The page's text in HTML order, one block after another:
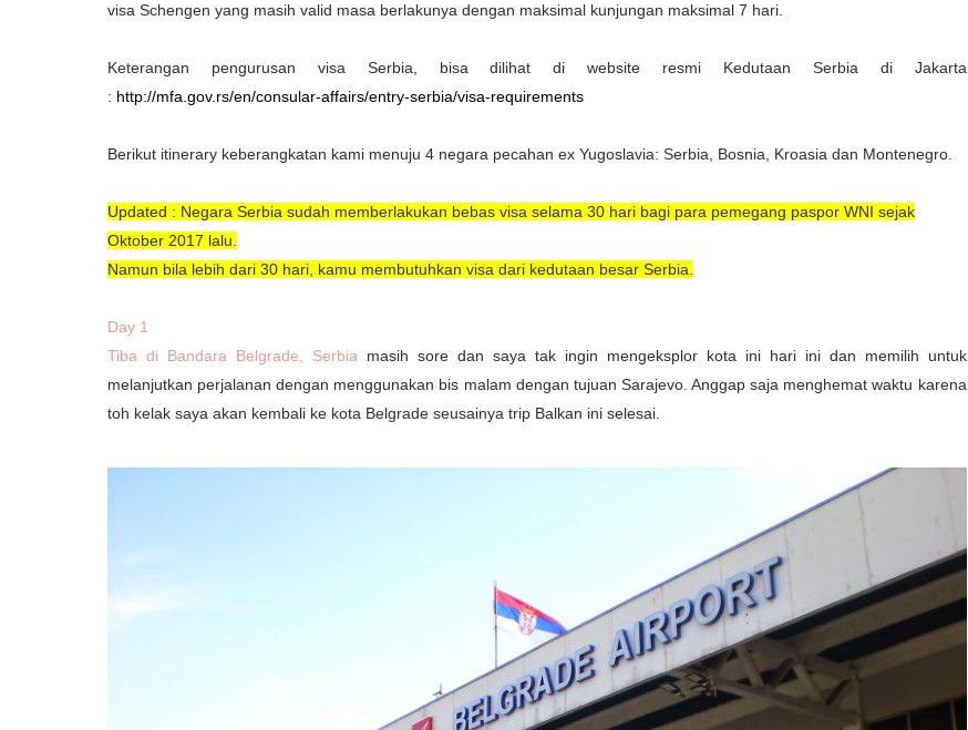
visa Schengen yang masih valid masa berlakunya dengan maksimal kunjungan maksimal 7 hari.
Keterangan pengurusan visa Serbia, bisa dilihat di website resmi Kedutaan Serbia di Jakarta
: http://mfa.gov.rs/en/consular-affairs/entry-serbia/visa-requirements
Berikut itinerary keberangkatan kami menuju 4 negara pecahan ex Yugoslavia: Serbia, Bosnia, Kroasia dan Montenegro.
Updated : Negara Serbia sudah memberlakukan bebas visa selama 30 hari bagi para pemegang paspor WNI sejak
Oktober 2017 lalu.
Namun bila lebih dari 30 hari, kamu membutuhkan visa dari kedutaan besar Serbia.
Day 1
Tiba di Bandara Belgrade, Serbia masih sore dan saya tak ingin mengeksplor kota ini hari ini dan memilih untuk
melanjutkan perjalanan dengan menggunakan bis malam dengan tujuan Sarajevo. Anggap saja menghemat waktu karena
toh kelak saya akan kembali ke kota Belgrade seusainya trip Balkan ini selesai.